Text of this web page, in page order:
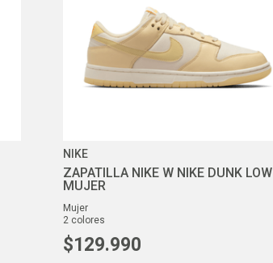
NIKE
ZAPATILLA NIKE W NIKE DUNK LOW
MUJER
mujer
2 colores
$129.990